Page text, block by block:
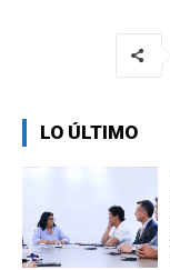
LO ÚLTIMO